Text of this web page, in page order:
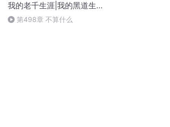
我的老千生涯|我的黑道生涯
VIP免费
第498章 不算什么